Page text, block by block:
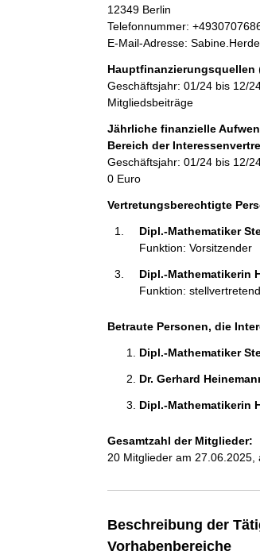
r
e
s
e
12349 Berlin
K
o
t
a
k
t
i
n
f
r
m
e
Telefonnummer:
E-Mail-Adresse:
Hauptfinanzierungsquellen
Geschäftsjahr: 01/24 bis 12/
Mitgliedsbeiträge
Jährliche finanzielle
Bereich der
Geschäftsjahr: 01/24 bis 12/
0 Euro
Vertretungsberechtigte
Dipl.-Mathematiker
Funktion: Vorsitzender
Dipl.-Mathematikerin
Funktion:
Betraute Personen, die
Dipl.-Mathematiker
Dr. Gerhard
Dipl.-Mathematikerin
Gesamtzahl der Mitglieder:
20 Mitglieder am
Beschreibung der
Vorhabenbereiche